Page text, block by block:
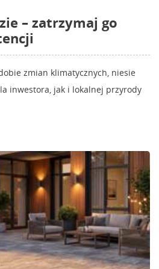
– zatrzymaj go
zmian klimatycznych, niesie
inwestora, jak i lokalnej przyrody